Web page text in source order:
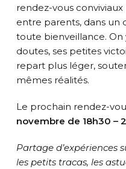
rendez-vous
entre parents, dans un
toute bienveillance. On
doutes, ses petites
repart plus léger,
mêmes réalités.
Le prochain rendez-
novembre de 18h30 –
Partage d’expériences
les petits tracas, les